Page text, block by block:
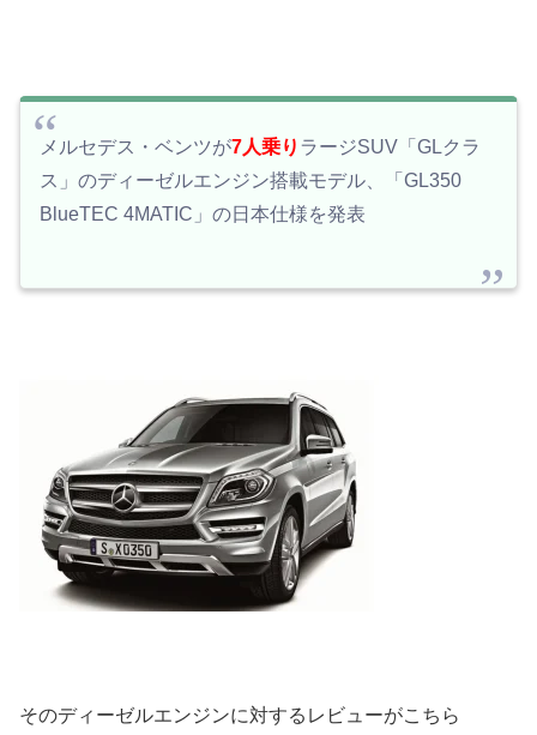
メルセデス・ベンツが7人乗り ラージSUV「GLクラ
ス」のディーゼルエンジン搭載モデル、「GL350
BlueTEC 4MATIC」の日本仕様を発表
そのディーゼルエンジンに対するレビューがこちら